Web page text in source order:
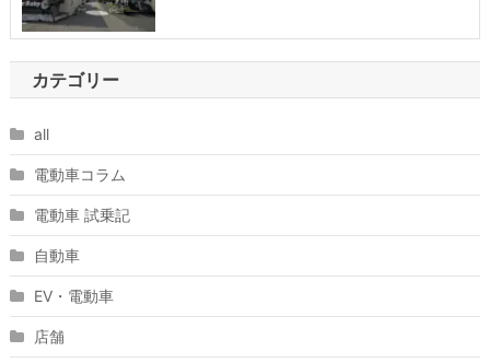
カテゴリー
all
電動車コラム
電動車 試乗記
自動車
EV・電動車
店舗